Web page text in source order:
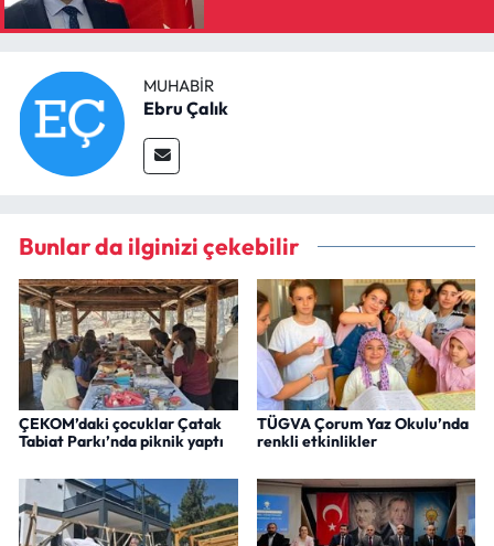
MUHABIR
Ebru Çalık
Bunlar da ilginizi çekebilir
ÇEKOM’daki çocuklar Çatak
Tabiat Parkı’nda piknik yaptı
TÜGVA Çorum Yaz Okulu’nda
renkli etkinlikler